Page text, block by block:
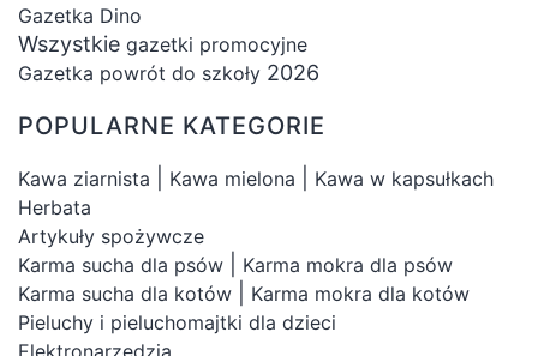
Gazetka Dino
Wszystkie gazetki promocyjne
Gazetka powrót do szkoły 2026
POPULARNE KATEGORIE
Kawa ziarnista Kawa mielona
Kawa w kapsułkach
Herbata
Artykuły spożywcze
Karma sucha dla psów
Karma mokra dla psów
Karma sucha dla kotów
Karma mokra dla kotów
Pieluchy i pieluchomajtki dla dzieci
Elektronarzędzia